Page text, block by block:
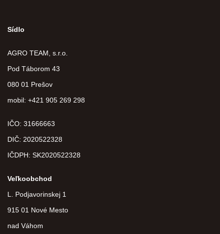
Sídlo
AGRO TEAM, s.r.o.
Pod Táborom 43
080 01 Prešov
mobil: +421 905 269 298
IČO: 31666663
DIČ: 2020522328
IČDPH: SK2020522328
Veľkoobchod
L. Podjavorinskej 1
915 01 Nové Mesto
nad Váhom